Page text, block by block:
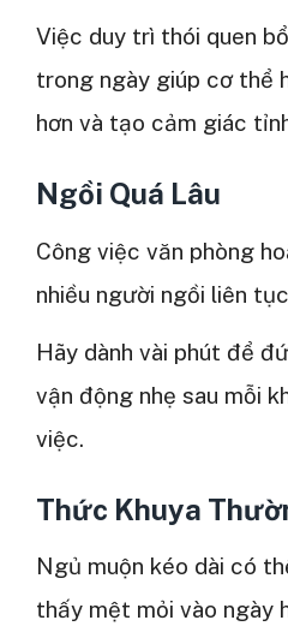
Việc duy trì thói quen
trong ngày giúp cơ thể
hơn và tạo cảm giác
Ngồi Quá Lâu
Công việc văn phòng
nhiều người ngồi liên
Hãy dành vài phút để
vận động nhẹ sau mỗi
việc.
Thức Khuya
Ngủ muộn kéo dài có
thấy mệt mỏi vào ngày